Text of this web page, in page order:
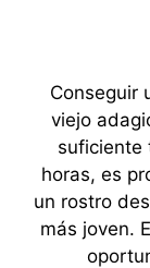
Conseguir
viejo
suficiente
horas, es
un rostro
más joven.